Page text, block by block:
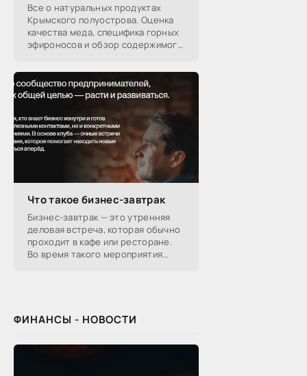
Все о натуральных продуктах
Крымского полуострова. Оценка
качества меда, специфика горных
эфироносов и обзор содержимого
производителей.
Что такое бизнес-завтрак
Бизнес-завтрак — это утренняя
деловая встреча, которая обычно
проходит в кафе или ресторане.
Во время такого мероприятия
ФИНАНСЫ - НОВОСТИ